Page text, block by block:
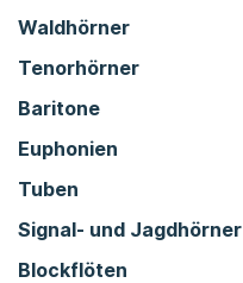
Waldhörner
Tenorhörner
Baritone
Euphonien
Tuben
Signal- und Jagdhörner
Blockflöten